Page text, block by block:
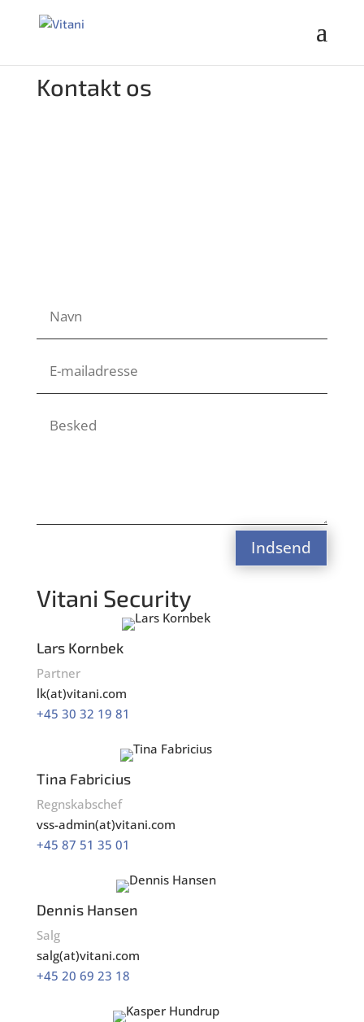
Kontakt os
Indsend
Vitani Security
Lars Kornbek
Partner
lk(at)vitani.com
+45 30 32 19 81
Tina Fabricius
Regnskabschef
vss-admin(at)vitani.com
+45 87 51 35 01
Dennis Hansen
Salg
salg(at)vitani.com
+45 20 69 23 18